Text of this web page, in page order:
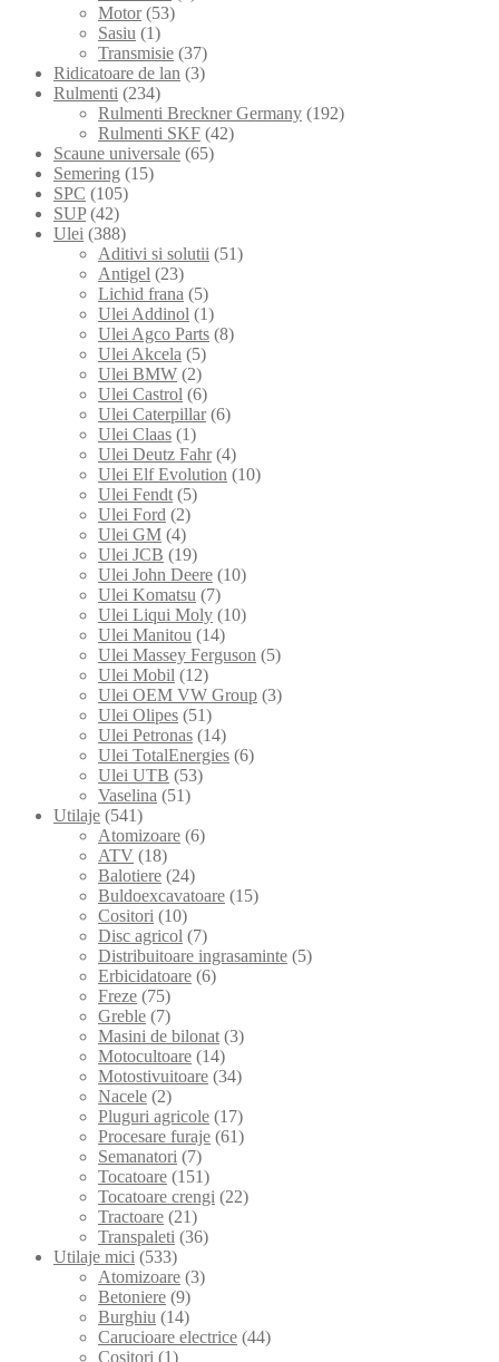
Motor (53)
Sasiu (1)
Transmisie (37)
Ridicatoare de lan (3)
Rulmenti (234)
Rulmenti Breckner Germany (192)
Rulmenti SKF (42)
Scaune universale (65)
Semering (15)
SPC (105)
SUP (42)
Ulei (388)
Aditivi si solutii (51)
Antigel (23)
Lichid frana (5)
Ulei Addinol (1)
Ulei Agco Parts (8)
Ulei Akcela (5)
Ulei BMW (2)
Ulei Castrol (6)
Ulei Caterpillar (6)
Ulei Claas (1)
Ulei Deutz Fahr (4)
Ulei Elf Evolution (10)
Ulei Fendt (5)
Ulei Ford (2)
Ulei GM (4)
Ulei JCB (19)
Ulei John Deere (10)
Ulei Komatsu (7)
Ulei Liqui Moly (10)
Ulei Manitou (14)
Ulei Massey Ferguson (5)
Ulei Mobil (12)
Ulei OEM VW Group (3)
Ulei Olipes (51)
Ulei Petronas (14)
Ulei TotalEnergies (6)
Ulei UTB (53)
Vaselina (51)
Utilaje (541)
Atomizoare (6)
ATV (18)
Balotiere (24)
Buldoexcavatoare (15)
Cositori (10)
Disc agricol (7)
Distribuitoare ingrasaminte (5)
Erbicidatoare (6)
Freze (75)
Greble (7)
Masini de bilonat (3)
Motocultoare (14)
Motostivuitoare (34)
Nacele (2)
Pluguri agricole (17)
Procesare furaje (61)
Semanatori (7)
Tocatoare (151)
Tocatoare crengi (22)
Tractoare (21)
Transpaleti (36)
Utilaje mici (533)
Atomizoare (3)
Betoniere (9)
Burghiu (14)
Carucioare electrice (44)
Cositori (1)